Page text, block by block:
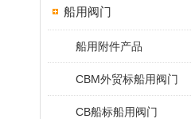
船用阀门
船用附件产品
CBM外贸标船用阀门
CB船标船用阀门